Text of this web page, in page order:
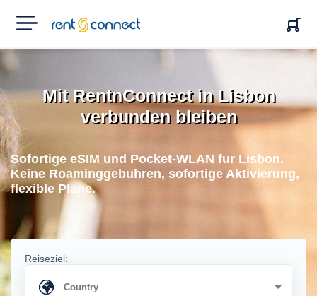
RENT'N
CONNECT
Mit RentnConnect in Lisbon
verbunden bleiben
Sofortige eSIM und Pocket-WLAN fur Lisbon.
Keine Roaminggebuhren, sofortige Aktivierung,
flexible Plane.
Reiseziel: